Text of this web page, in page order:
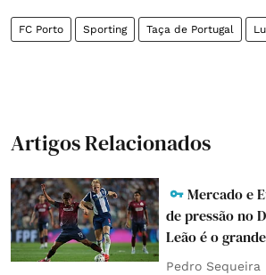
FC Porto Sporting Taça de Portugal
Artigos Relacionados
Mercado e
de pressão no
Leão é o
Pedro Sequeira